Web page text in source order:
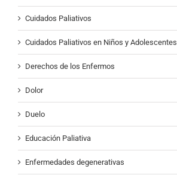
Cuidados Paliativos
Cuidados Paliativos en Niños y Adolescentes
Derechos de los Enfermos
Dolor
Duelo
Educación Paliativa
Enfermedades degenerativas